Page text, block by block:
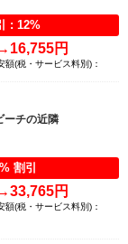
: 12%
16,755円
額(税・サービス料別)：
ーチの近隣
割引
33,765円
額(税・サービス料別)：